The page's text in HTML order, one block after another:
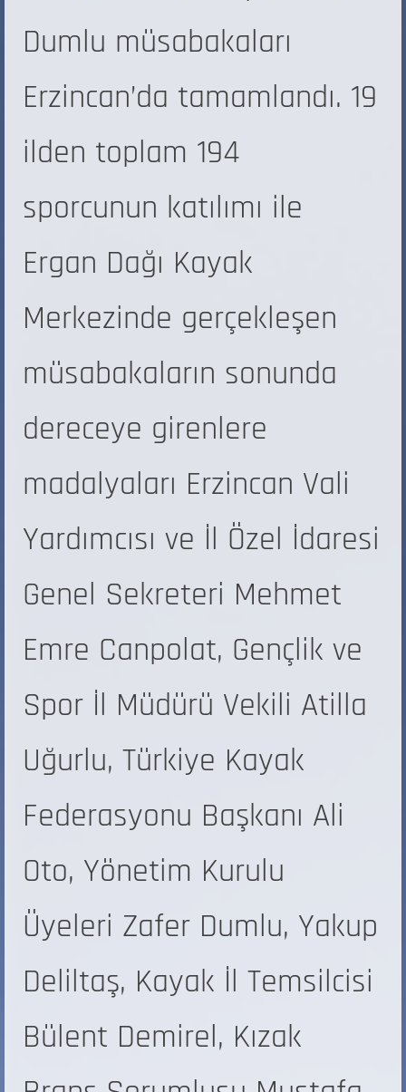
Dumlu müsabakaları
Erzincan’da tamamlandı. 19
ilden toplam 194
sporcunun katılımı ile
Ergan Dağı Kayak
Merkezinde gerçekleşen
müsabakaların sonunda
dereceye girenlere
madalyaları Erzincan Vali
Yardımcısı ve İl Özel İdaresi
Genel Sekreteri Mehmet
Emre Canpolat, Gençlik ve
Spor İl Müdürü Vekili Atilla
Uğurlu, Türkiye Kayak
Federasyonu Başkanı Ali
Oto, Yönetim Kurulu
Üyeleri Zafer Dumlu, Yakup
Deliltaş, Kayak İl Temsilcisi
Bülent Demirel, Kızak